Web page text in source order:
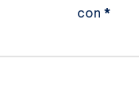
con*